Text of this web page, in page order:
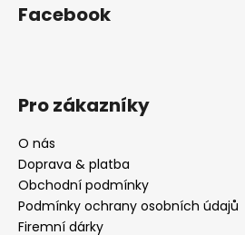
Facebook
Pro zákazníky
O nás
Doprava & platba
Obchodní podmínky
Podmínky ochrany osobních údajů
Firemní dárky